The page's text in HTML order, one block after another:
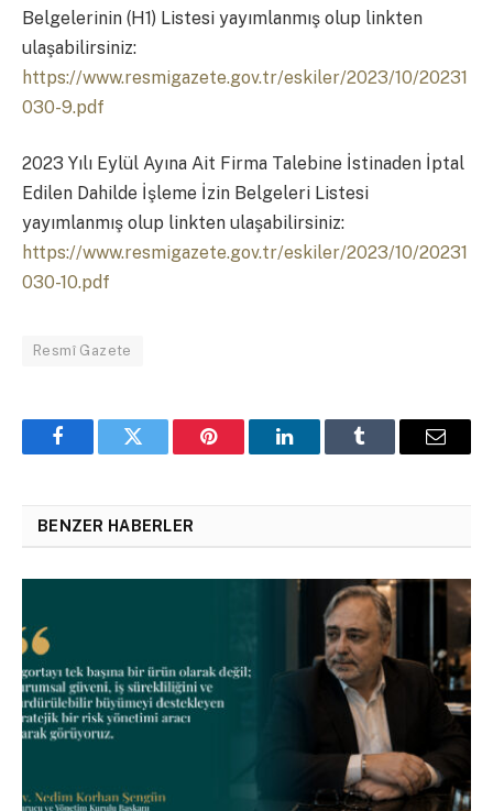
Belgelerinin (H1) Listesi yayımlanmış olup linkten
ulaşabilirsiniz:
https://www.resmigazete.gov.tr/eskiler/2023/10/20231
030-9.pdf
2023 Yılı Eylül Ayına Ait Firma Talebine İstinaden İptal
Edilen Dahilde İşleme İzin Belgeleri Listesi
yayımlanmış olup linkten ulaşabilirsiniz:
https://www.resmigazete.gov.tr/eskiler/2023/10/20231
030-10.pdf
Resmî Gazete
FacebookTwitter Pinterest LinkedInTumblr Email
BENZER HABERLER